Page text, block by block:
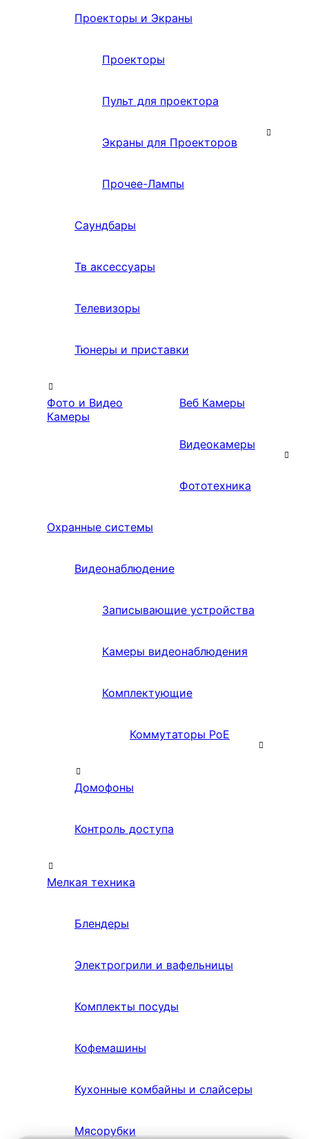
Проекторы и Экраны
Проекторы
Пульт для проектора
Экраны для Проекторов
Прочее-Лампы
Саундбары
Тв аксессуары
Телевизоры
Тюнеры и приставки
Фото и Видео
Камеры
Веб Камеры
Видеокамеры
Фототехника
Охранные системы
Видеонаблюдение
Записывающие устройства
Камеры видеонаблюдения
Комплектующие
Коммутаторы PoE
Домофоны
Контроль доступа
Мелкая техника
Блендеры
Электрогрили и вафельницы
Комплекты посуды
Кофемашины
Кухонные комбайны и слайсеры
Мясорубки